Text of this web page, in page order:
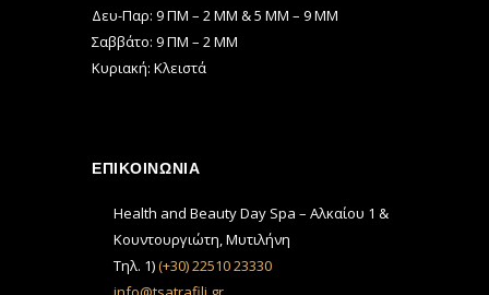
Δευ-Παρ: 9 ΠΜ – 2 ΜΜ & 5 ΜΜ – 9 ΜΜ
Σαββάτο: 9 ΠΜ – 2 ΜΜ
Κυριακή: Κλειστά
ΕΠΙΚΟΙΝΩΝΙΑ
Health and Beauty Day Spa – Αλκαίου 1 &
Κουντουργιώτη, Μυτιλήνη
Τηλ. 1)(+30) 22510 23330